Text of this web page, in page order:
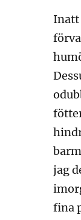
Inatt
jag
fina